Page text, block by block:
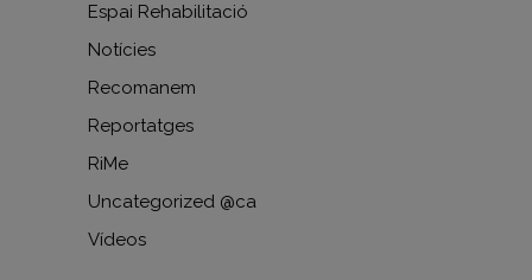
Espai Rehabilitació
Notícies
Recomanem
Reportatges
RiMe
Uncategorized @ca
Vídeos